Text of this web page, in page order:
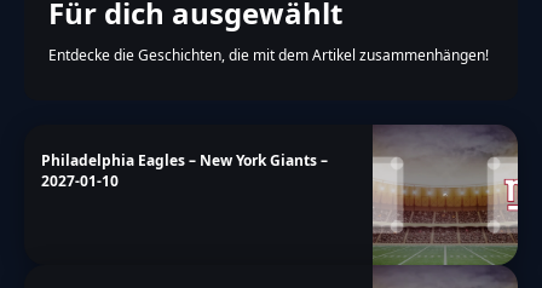
Für dich ausgewählt
Entdecke die Geschichten, die mit dem Artikel zusammenhängen!
Philadelphia Eagles – New York Giants –
2027-01-10